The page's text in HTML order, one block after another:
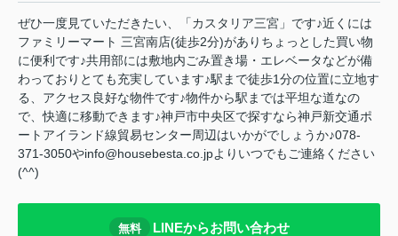
ぜひ一度見ていただきたい、「カスタリア三宮」です♪近くには
ファミリーマート 三宮南店(徒歩2分)がありちょっとした買い物
に便利です♪共用部には敷地内ごみ置き場・エレベータなどが備
わっておりとても充実しています♪駅まで徒歩1分の位置に立地す
る、アクセス良好な物件です♪物件から駅までは平坦な道なの
で、快適に移動できます♪神戸市中央区で探すなら神戸新交通ポ
ートアイランド線貿易センター周辺はいかがでしょうか♪078-
371-3050やinfo@housebesta.co.jpよりいつでもご連絡ください
(^^)
無料 LINEからお問い合わせ